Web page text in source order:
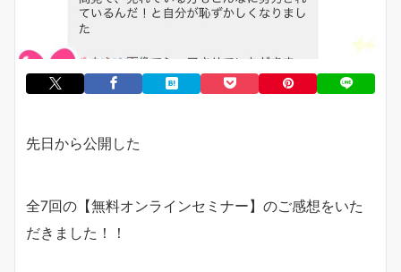
先日から公開した
全7回の【無料オンラインセミナー】のご感想をいた
だきました！！